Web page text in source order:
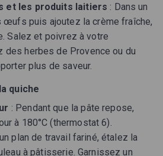
et les produits laitiers : Dans un
œufs puis ajoutez la crème fraîche,
Salez et poivrez à votre
des herbes de Provence ou du
plus de saveur.
quiche
: Pendant que la pâte repose,
à 180°C (thermostat 6).
plan de travail fariné, étalez la
à pâtisserie. Garnissez un